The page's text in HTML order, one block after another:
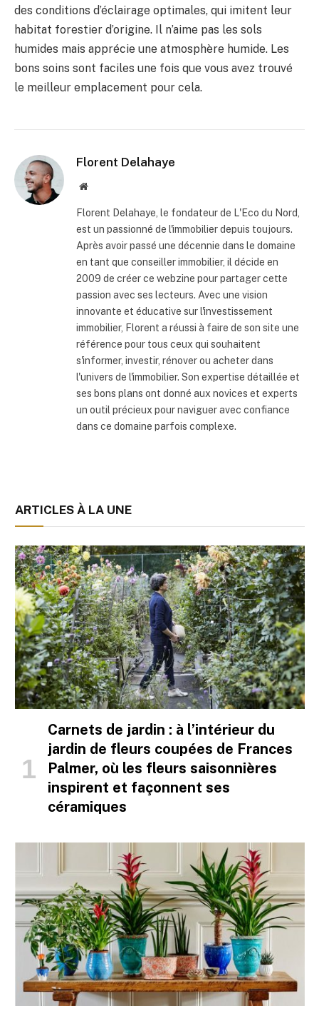
des conditions d’éclairage optimales, qui imitent leur
habitat forestier d’origine. Il n’aime pas les sols
humides mais apprécie une atmosphère humide. Les
bons soins sont faciles une fois que vous avez trouvé
le meilleur emplacement pour cela.
Florent Delahaye
Site
Florent Delahaye, le fondateur de L'Eco du Nord,
est un passionné de l'immobilier depuis toujours.
Après avoir passé une décennie dans le domaine
en tant que conseiller immobilier, il décide en
2009 de créer ce webzine pour partager cette
passion avec ses lecteurs. Avec une vision
innovante et éducative sur l'investissement
immobilier, Florent a réussi à faire de son site une
référence pour tous ceux qui souhaitent
s'informer, investir, rénover ou acheter dans
l'univers de l'immobilier. Son expertise détaillée et
ses bons plans ont donné aux novices et experts
un outil précieux pour naviguer avec confiance
dans ce domaine parfois complexe.
ARTICLES À LA UNE
Carnets de jardin : à l’intérieur du
jardin de fleurs coupées de Frances
Palmer, où les fleurs saisonnières
inspirent et façonnent ses
céramiques